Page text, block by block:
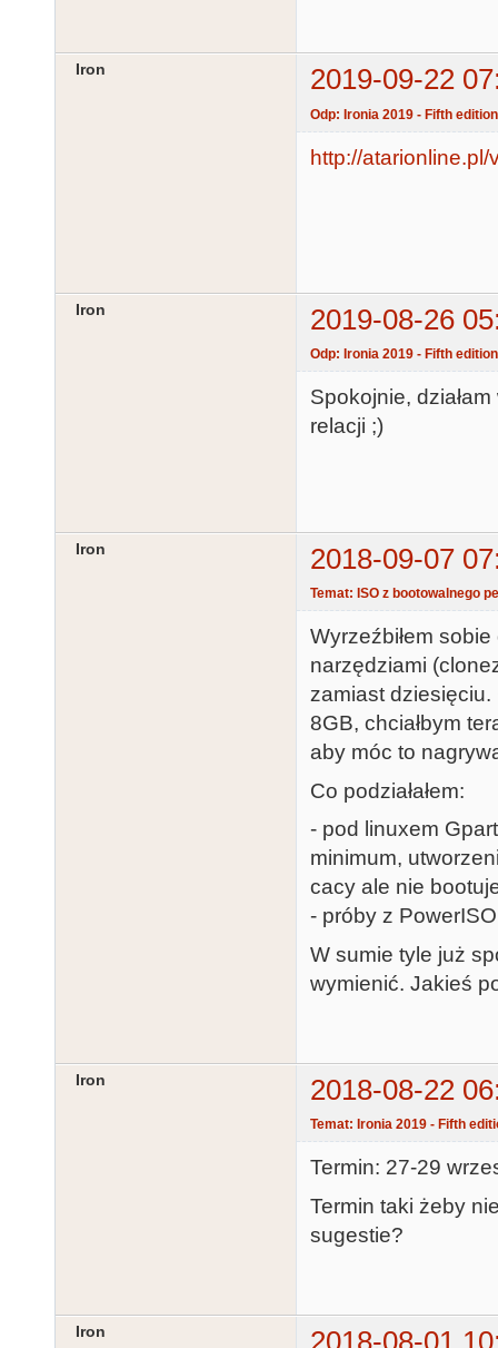
Iron 2019-09-22
Odp: Ironia 2019 - Fifth
http://
Iron 2019-08-26
Odp: Ironia 2019 - Fifth
Spokojnie,
relacji ;)
Iron 2018-09-07
Temat: ISO z bootowalnego
Wyrzeźbiłem
narzędziami
zamiast dziesięciu.
8GB, chciałbym
aby móc to
Co podziałałem:
- pod linuxem
minimum,
cacy ale nie
- próby z
W sumie tyle już
wymienić. Jakieś
Iron 2018-08-22
Temat: Ironia 2019 - Fifth
Termin: 27-29
Termin taki żeby
sugestie?
Iron